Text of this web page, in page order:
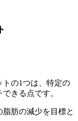
トの1つは、特定の
きる点です。
肪の減少を目標と